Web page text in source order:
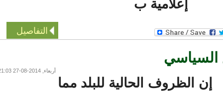
إعلامية ب
التفاصيل
أربعاء, 2014-08-27 21:03
إن الظروف الحالية للبلد مما